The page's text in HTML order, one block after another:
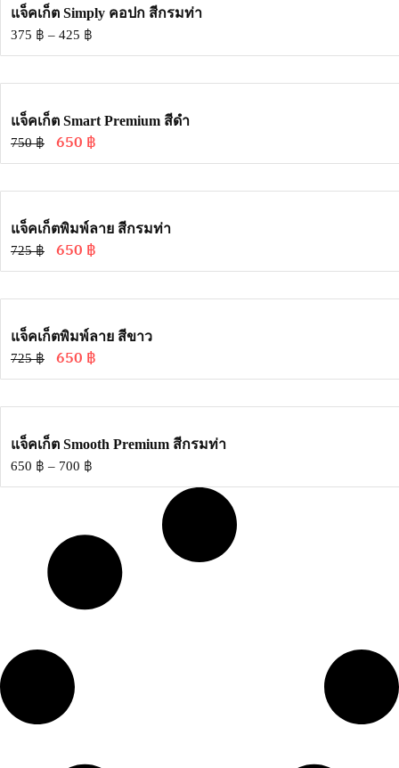
แจ็คเก็ต Simply คอปก สีกรมท่า
375 ฿ – 425 ฿
แจ็คเก็ต Smart Premium สีดำ
750฿ 650 ฿
แจ็คเก็ตพิมพ์ลาย สีกรมท่า
725฿ 650 ฿
แจ็คเก็ตพิมพ์ลาย สีขาว
725฿ 650 ฿
แจ็คเก็ต Smooth Premium สีกรมท่า
650 ฿ – 700 ฿